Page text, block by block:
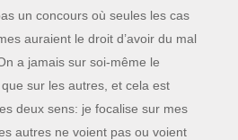
un concours où seules les cas
auraient le droit d’avoir du mal
a jamais sur soi-même le
sur les autres, et cela est
deux sens: je focalise sur mes
autres ne voient pas ou voient